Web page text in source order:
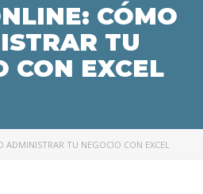
CÓMO
TU
CON EXCEL
TU NEGOCIO CON EXCEL